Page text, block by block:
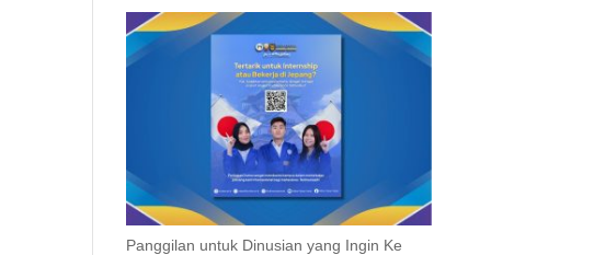
Panggilan untuk Dinusian yang Ingin Ke